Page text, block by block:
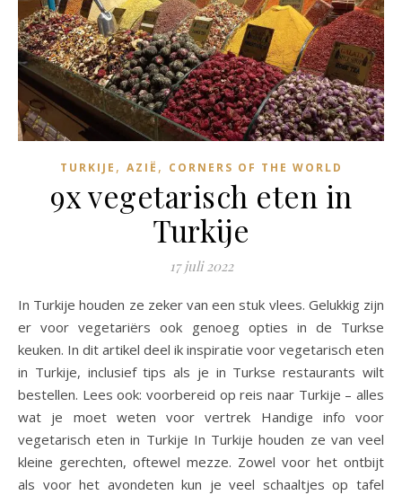
TURKIJE , AZIË , CORNERS OF THE WORLD
9x vegetarisch eten in
Turkije
17 juli 2022
In Turkije houden ze zeker van een stuk vlees. Gelukkig zijn
er voor vegetariërs ook genoeg opties in de Turkse
keuken. In dit artikel deel ik inspiratie voor vegetarisch eten
in Turkije, inclusief tips als je in Turkse restaurants wilt
bestellen. Lees ook: voorbereid op reis naar Turkije – alles
wat je moet weten voor vertrek Handige info voor
vegetarisch eten in Turkije In Turkije houden ze van veel
kleine gerechten, oftewel mezze. Zowel voor het ontbijt
als voor het avondeten kun je veel schaaltjes op tafel